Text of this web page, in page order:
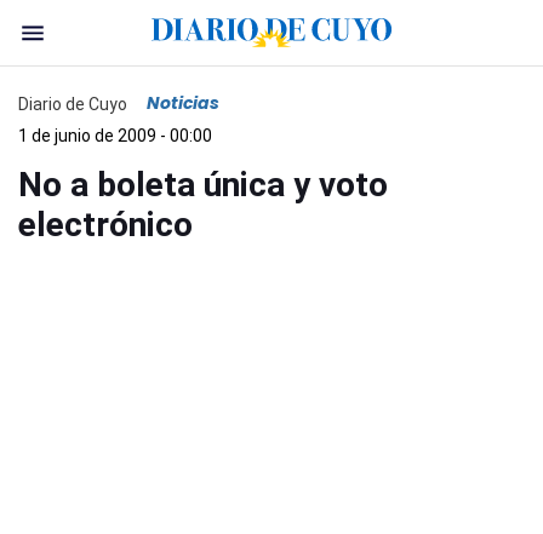
Diario de Cuyo Noticias
1 de junio de 2009 - 00:00
No a boleta única y voto
electrónico